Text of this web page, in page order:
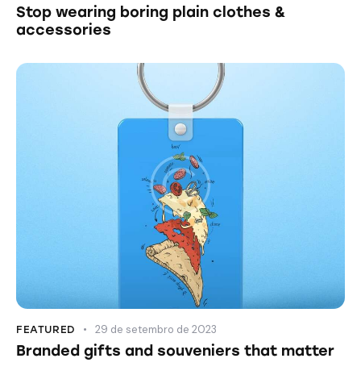
Stop wearing boring plain clothes &
accessories
FEATURED 29 de setembro de 2023
Branded gifts and souveniers that matter